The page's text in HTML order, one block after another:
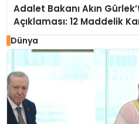
Adalet Bakanı Akın
Açıklaması: 12 Maddelik
Dünya